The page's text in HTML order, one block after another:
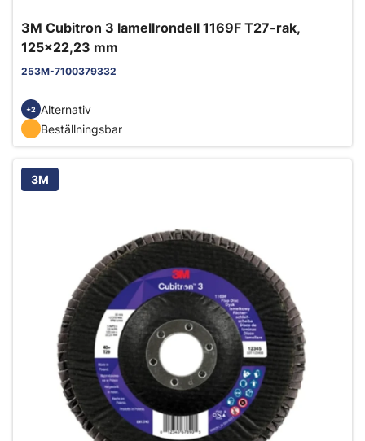
3M Cubitron 3 lamellrondell 1169F T27-rak,
125x22,23 mm
253M-7100379332
+2
Alternativ
Beställningsbar
3M